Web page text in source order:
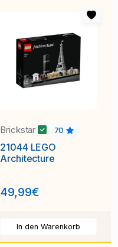
Brickstar 70
21044 LEGO
Architecture
49,99€
In den Warenkorb